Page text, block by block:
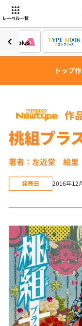
レーベル一覧
トップ
作
桃組プラ
著者：左近堂 絵里
発売日 2016年12